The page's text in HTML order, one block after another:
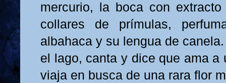
mercurio, la boca con
collares de prímulas,
albahaca y su lengua de
el lago, canta y dice que ama a
viaja en busca de una rara flor